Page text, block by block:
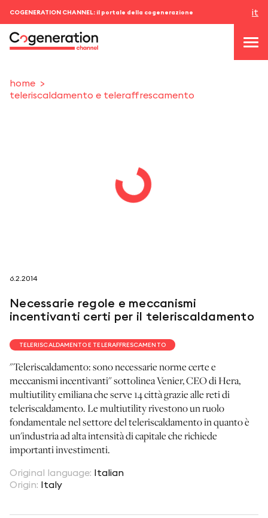
COGENERATION CHANNEL: il portale della cogenerazione it
seguici su
netzerotube
home
teleriscaldamento e teleraffrescamento
6.2.2014
Necessarie regole e meccanismi
incentivanti certi per il teleriscaldamento
TELERISCALDAMENTO E TELERAFFRESCAMENTO
"Teleriscaldamento: sono necessarie norme certe e
meccanismi incentivanti" sottolinea Venier, CEO di Hera,
multiutility emiliana che serve 14 città grazie alle reti di
teleriscaldamento. Le multiutility rivestono un ruolo
fondamentale nel settore del teleriscaldamento in quanto è
un'industria ad alta intensità di capitale che richiede
importanti investimenti.
Original language: Italian
Origin: Italy